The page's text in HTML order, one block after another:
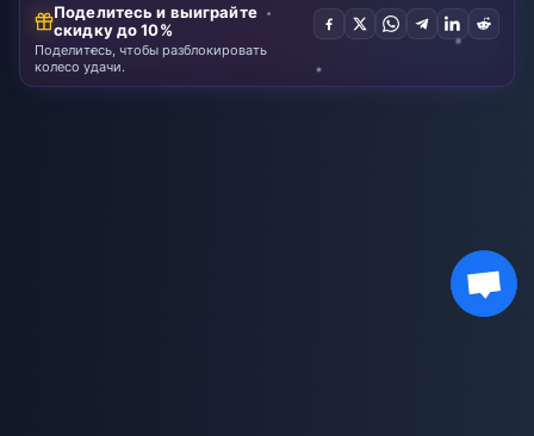
Поделитесь и выиграйте
скидку до 10%
Поделитесь, чтобы разблокировать
колесо удачи.